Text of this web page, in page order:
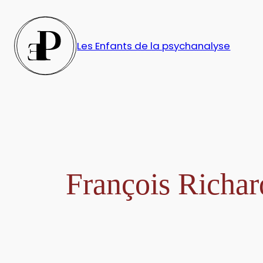
contenu
Les Enfants de la psychanalyse
François